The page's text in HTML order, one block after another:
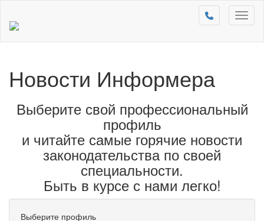
Новости Информера
Выберите свой профессиональный
профиль
и читайте самые горячие новости
законодательства по своей
специальности.
Быть в курсе с нами легко!
Выберите профиль